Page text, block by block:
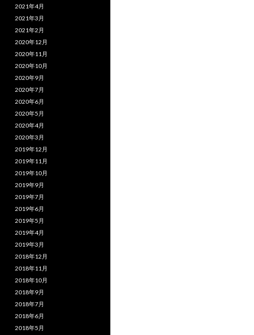
2021年4月
2021年3月
2021年2月
2020年12月
2020年11月
2020年10月
2020年9月
2020年7月
2020年6月
2020年5月
2020年4月
2020年3月
2019年12月
2019年11月
2019年10月
2019年9月
2019年7月
2019年6月
2019年5月
2019年4月
2019年3月
2018年12月
2018年11月
2018年10月
2018年9月
2018年7月
2018年6月
2018年5月